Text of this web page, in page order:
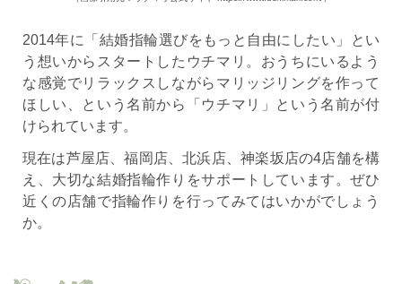
2014年に「結婚指輪選びをもっと自由にしたい」とい
う想いからスタートしたウチマリ。おうちにいるよう
な感覚でリラックスしながらマリッジリングを作って
ほしい、という名前から「ウチマリ」という名前が付
けられています。
現在は芦屋店、福岡店、北浜店、神楽坂店の4店舗を構
え、大切な結婚指輪作りをサポートしています。ぜひ
近くの店舗で指輪作りを行ってみてはいかがでしょう
か。